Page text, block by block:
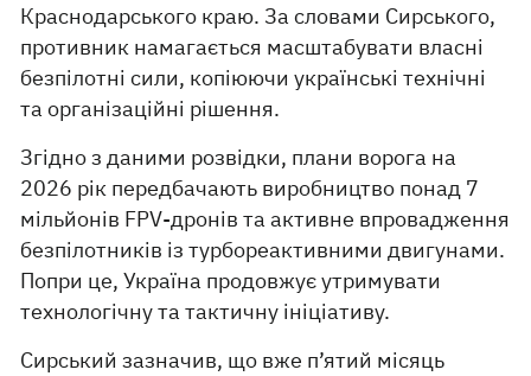
Краснодарського краю. За словами Сирського,
противник намагається масштабувати власні
безпілотні сили, копіюючи українські технічні
та організаційні рішення.
Згідно з даними розвідки, плани ворога на
2026 рік передбачають виробництво понад 7
мільйонів FPV-дронів та активне впровадження
безпілотників із турбореактивними двигунами.
Попри це, Україна продовжує утримувати
технологічну та тактичну ініціативу.
Сирський зазначив, що вже п’ятий місяць